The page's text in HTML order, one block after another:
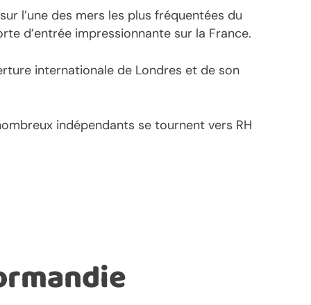
l’une des mers les plus fréquentées du
d’entrée impressionnante sur la France.
internationale de Londres et de son
indépendants se tournent vers RH